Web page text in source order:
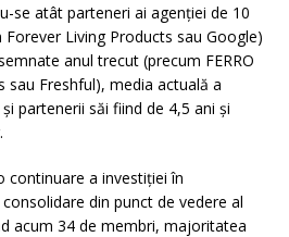
se atât parteneri ai agenției de 10
Living Products sau Google)
anul trecut (precum FERRO
sau Freshful), media actuală a
partenerii săi fiind de 4,5 ani și
continuare a investiției în
din punct de vedere al
acum 34 de membri, majoritatea